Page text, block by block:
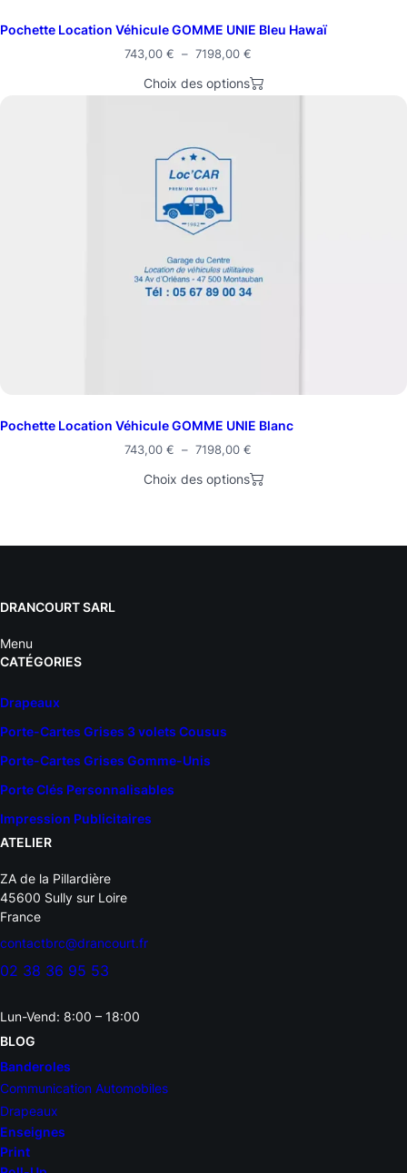
Pochette Location Véhicule GOMME UNIE Bleu Hawaï
743,00 € – 7198,00 €
prix :
Choix des options
Pochette Location Véhicule GOMME UNIE Blanc
743,00 € – 7198,00 €
prix :
Choix des options
DRANCOURT SARL
Menu
CATÉGORIES
Drapeaux
Porte-Cartes Grises 3 volets Cousus
Porte-Cartes Grises Gomme-Unis
Porte Clés Personnalisables
Impression Publicitaires
ATELIER
ZA de la Pillardière
45600 Sully sur Loire
France
contactbrc@drancourt.fr
02 38 36 95 53
Lun-Vend: 8:00 – 18:00
BLOG
Banderoles
Communication Automobiles
Drapeaux
Enseignes
Print